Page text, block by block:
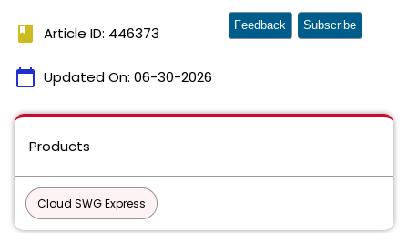
book Article ID: 446373
calendar_today Updated On: 06-30-2026
Feedback Subscribe
Products
Cloud SWG Express